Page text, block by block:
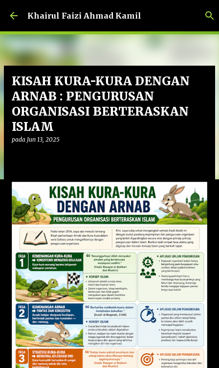
Langkau ke kandungan utama
Khairul Faizi Ahmad Kamil
KISAH KURA-KURA DENGAN
ARNAB : PENGURUSAN
ORGANISASI BERTERASKAN
ISLAM
pada Jun 13, 2025